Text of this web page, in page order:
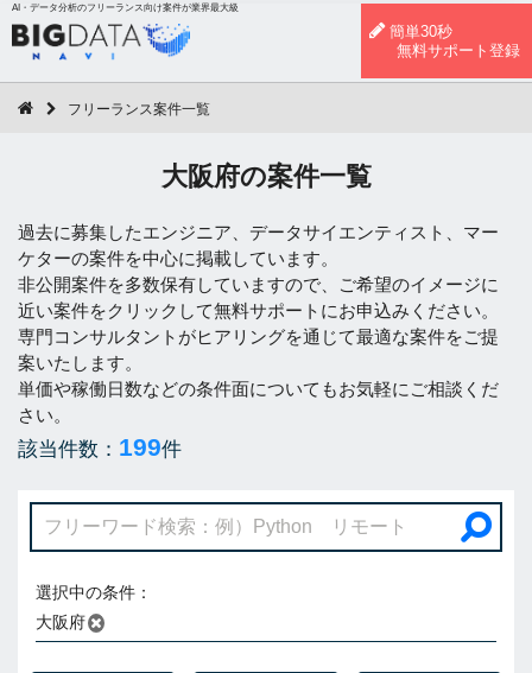
AI・データ分析のフリーランス向け案件が業界最大級
簡単30秒
無料サポート登録
フリーランス案件一覧
大阪府の案件一覧
過去に募集したエンジニア、データサイエンティスト、マー
ケターの案件を中心に掲載しています。
非公開案件を多数保有していますので、ご希望のイメージに
近い案件をクリックして無料サポートにお申込みください。
専門コンサルタントがヒアリングを通じて最適な案件をご提
案いたします。
単価や稼働日数などの条件面についてもお気軽にご相談くだ
さい。
該当件数： 199件
選択中の条件：
大阪府